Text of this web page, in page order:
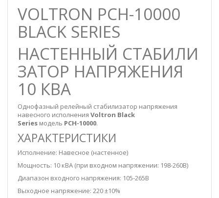
VOLTRON РСН-10000
BLACK SERIES
НАСТЕННЫЙ СТАБИЛИ
ЗАТОР НАПРЯЖЕНИЯ
10 КВА
Однофазный релейный стабилизатор напряжения
навесного исполнения Voltron Black
Series модель РСН-10000.
ХАРАКТЕРИСТИКИ
Исполнение: Навесное (настенное)
Мощность: 10 кВА (при входном напряжении: 198-260В)
Диапазон входного напряжения: 105-265В
Выходное напряжение: 220 ±10%